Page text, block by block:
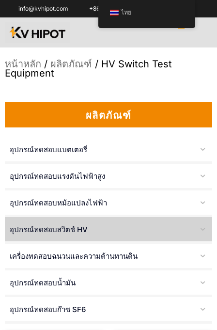
info@kvhipot.com +86 18062060691
หน้าหลัก / ผลิตภัณฑ์ / HV Switch Test
Equipment
ผลิตภัณฑ์
อุปกรณ์ทดสอบแบตเตอรี่
อุปกรณ์ทดสอบแรงดันไฟฟ้าสูง
อุปกรณ์ทดสอบหม้อแปลงไฟฟ้า
อุปกรณ์ทดสอบสวิตช์ HV
เครื่องทดสอบฉนวนและความต้านทานดิน
อุปกรณ์ทดสอบน้ำมัน
อุปกรณ์ทดสอบก๊าซ SF6
ไทย